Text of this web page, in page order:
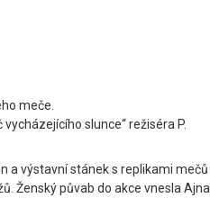
meče.
slunce“ režiséra P.
a výstavní stánek s replikami mečů
Ženský půvab do akce vnesla Ajna